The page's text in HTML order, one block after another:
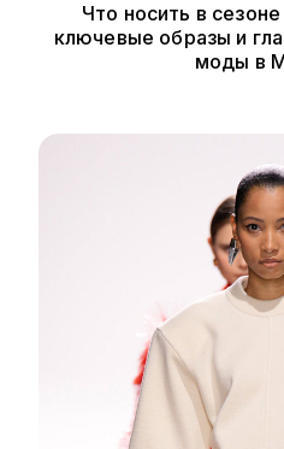
Что носить в
ключевые образы и
моды в